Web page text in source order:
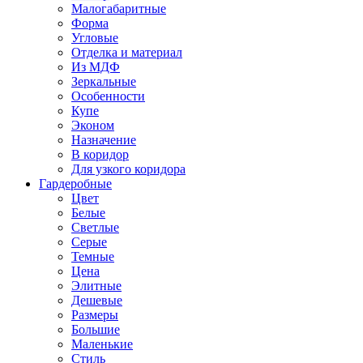
Малогабаритные
Форма
Угловые
Отделка и материал
Из МДФ
Зеркальные
Особенности
Купе
Эконом
Назначение
В коридор
Для узкого коридора
Гардеробные
Цвет
Белые
Светлые
Серые
Темные
Цена
Элитные
Дешевые
Размеры
Большие
Маленькие
Стиль